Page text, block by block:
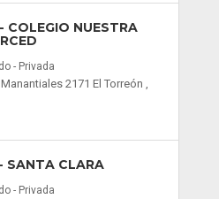
COLEGIO NUESTRA
- Privada
2171 El Torreón ,
SANTA CLARA
- Privada